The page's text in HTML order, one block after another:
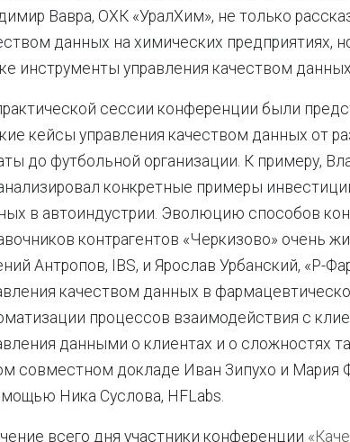
Вавра, ОХК «УралХим», не только
данных на химических предприятиях,
инструменты управления качеством
сессии конференции были
кейсы управления качеством данных от
до футбольной организации. К примеру,
конкретные примеры
в автоиндустрии. Эволюцию способов
контрагентов «Черкизово» очень
Антропов, IBS, и Ярослав Урбанский, «Р-
качеством данных в
процессов взаимодействия с
данными о клиентах и о сложностях
совместном докладе Иван Зипухо и Мария
Ника Суслова, HFLabs.
всего дня участники конференции